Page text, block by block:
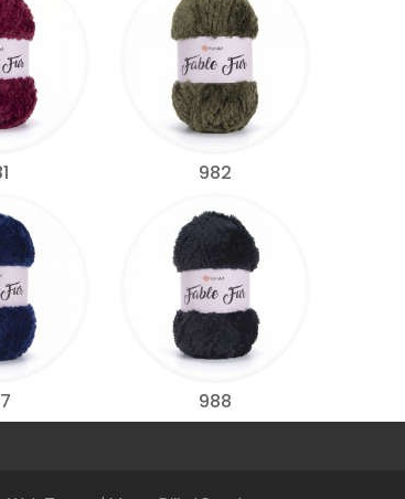
982
988